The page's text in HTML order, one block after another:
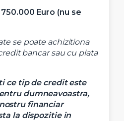
750.000 Euro (nu se
se poate achizitiona
bancar sau cu plata
ce tip de credit este
dumneavoastra,
financiar
la dispozitie in